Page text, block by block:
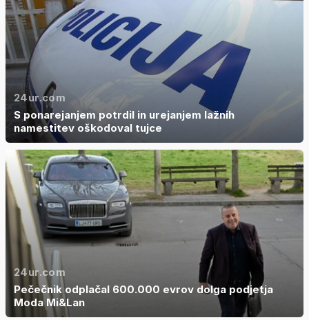
24ur.com
S ponarejanjem potrdil in urejanjem lažnih
namestitev oškodoval tujce
24ur.com
Pečečnik odplačal 600.000 evrov dolga podjetja
Moda Mi&Lan